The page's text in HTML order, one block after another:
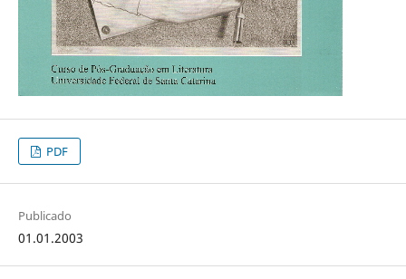
PDF
Publicado
01.01.2003